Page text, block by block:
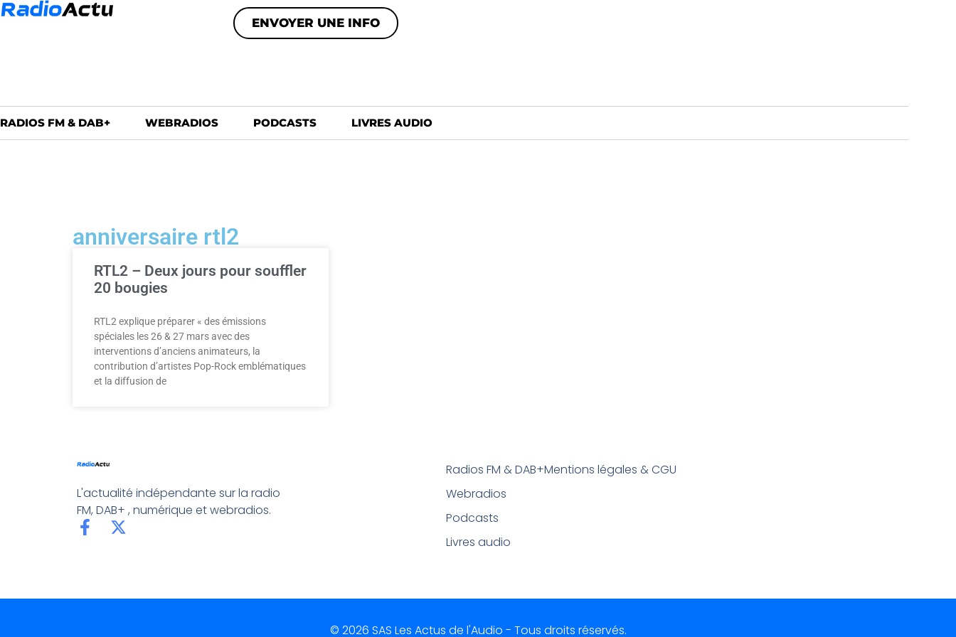
ENVOYER UNE INFO
RADIOS FM & DAB+ WEBRADIOS PODCASTS LIVRES AUDIO
anniversaire rtl2
RTL2 – Deux jours pour souffler
20 bougies
RTL2 explique préparer « des émissions
spéciales les 26 & 27 mars avec des
interventions d’anciens animateurs, la
contribution d’artistes Pop-Rock emblématiques
et la diffusion de
L'actualité indépendante sur la radio
FM, DAB+ , numérique et webradios.
Radios FM & DAB+
Webradios
Podcasts
Livres audio
Mentions légales & CGU
© 2026 SAS Les Actus de l'Audio - Tous droits réservés.